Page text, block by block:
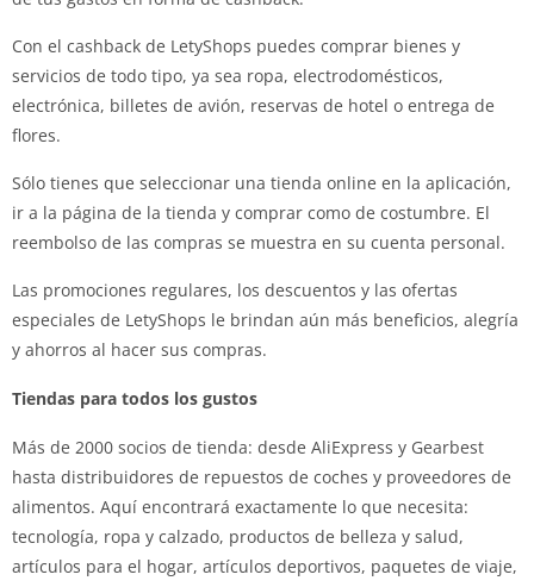
Con el cashback de LetyShops puedes comprar bienes y
servicios de todo tipo, ya sea ropa, electrodomésticos,
electrónica, billetes de avión, reservas de hotel o entrega de
flores.
Sólo tienes que seleccionar una tienda online en la aplicación,
ir a la página de la tienda y comprar como de costumbre. El
reembolso de las compras se muestra en su cuenta personal.
Las promociones regulares, los descuentos y las ofertas
especiales de LetyShops le brindan aún más beneficios, alegría
y ahorros al hacer sus compras.
Tiendas para todos los gustos
Más de 2000 socios de tienda: desde AliExpress y Gearbest
hasta distribuidores de repuestos de coches y proveedores de
alimentos. Aquí encontrará exactamente lo que necesita:
tecnología, ropa y calzado, productos de belleza y salud,
artículos para el hogar, artículos deportivos, paquetes de viaje,